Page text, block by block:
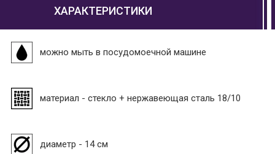
ХАРАКТЕРИСТИКИ
можно мыть в посудомоечной машине
материал - стекло + нержавеющая сталь 18/10
диаметр - 14 см